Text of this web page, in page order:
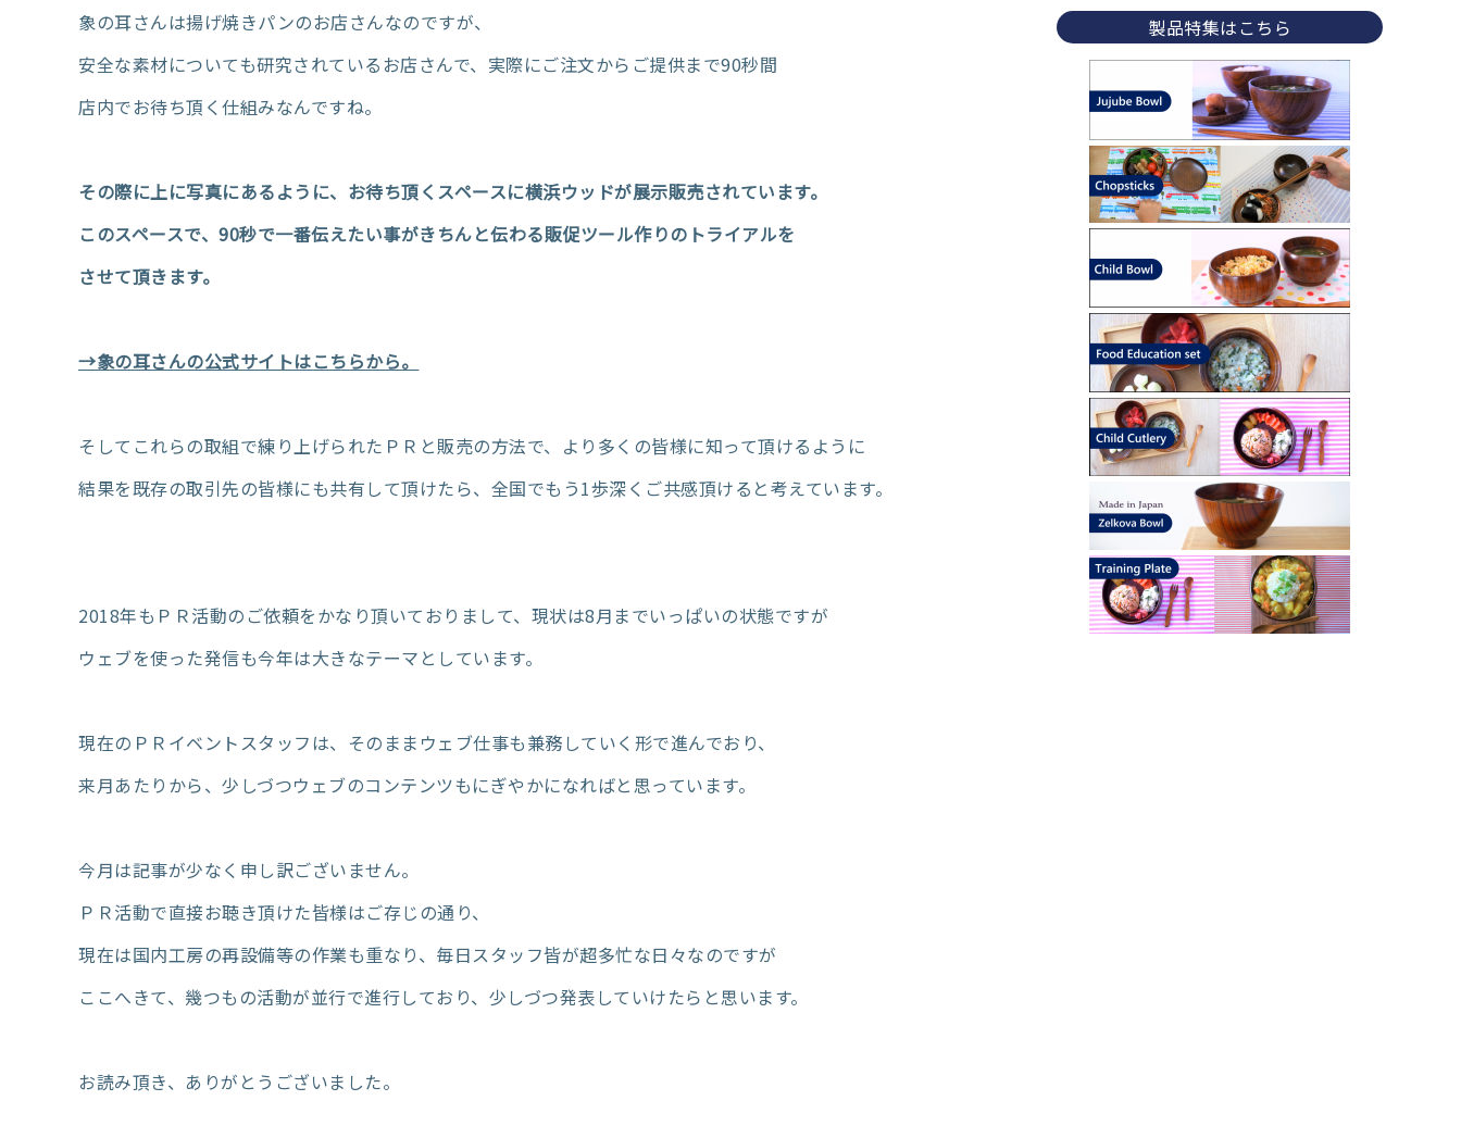
製品特集はこちら
象の耳さんは揚げ焼きパンのお店さんなのですが、
安全な素材についても研究されているお店さんで、実際にご注文からご提供まで90秒間
店内でお待ち頂く仕組みなんですね。
その際に上に写真にあるように、お待ち頂くスペースに横浜ウッドが展示販売されています。
このスペースで、90秒で一番伝えたい事がきちんと伝わる販促ツール作りのトライアルを
させて頂きます。
→象の耳さんの公式サイトはこちらから。
そしてこれらの取組で練り上げられたＰＲと販売の方法で、より多くの皆様に知って頂けるように
結果を既存の取引先の皆様にも共有して頂けたら、全国でもう1歩深くご共感頂けると考えています。
2018年もＰＲ活動のご依頼をかなり頂いておりまして、現状は8月までいっぱいの状態ですが
ウェブを使った発信も今年は大きなテーマとしています。
現在のＰＲイベントスタッフは、そのままウェブ仕事も兼務していく形で進んでおり、
来月あたりから、少しづつウェブのコンテンツもにぎやかになればと思っています。
今月は記事が少なく申し訳ございません。
ＰＲ活動で直接お聴き頂けた皆様はご存じの通り、
現在は国内工房の再設備等の作業も重なり、毎日スタッフ皆が超多忙な日々なのですが
ここへきて、幾つもの活動が並行で進行しており、少しづつ発表していけたらと思います。
お読み頂き、ありがとうございました。